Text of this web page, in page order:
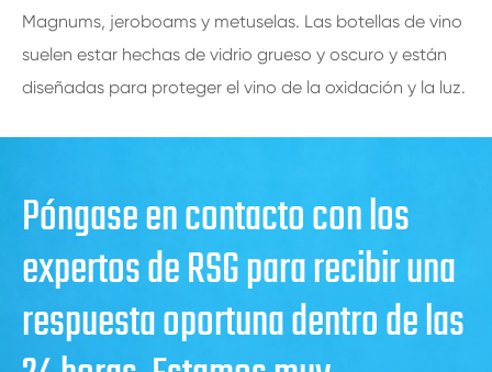
Magnums, jeroboams y metuselas. Las botellas de vino
suelen estar hechas de vidrio grueso y oscuro y están
diseñadas para proteger el vino de la oxidación y la luz.
Póngase en contacto con los
expertos de RSG para recibir una
respuesta oportuna dentro de las